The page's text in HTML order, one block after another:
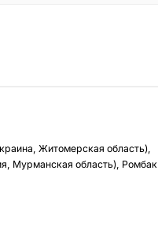
Житомерская область),
Мурманская область), Ромбак